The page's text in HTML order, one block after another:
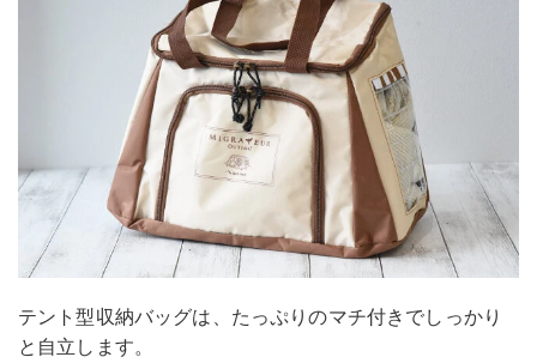
テント型収納バッグは、たっぷりのマチ付きでしっかり
と自立します。